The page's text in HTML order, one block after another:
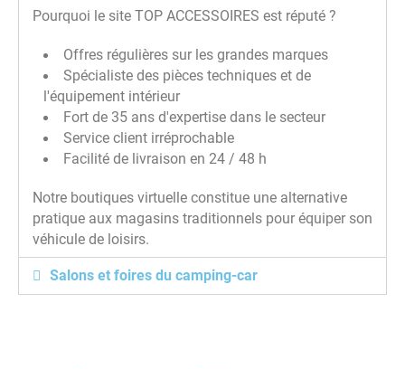
Pourquoi le site TOP ACCESSOIRES est réputé ?
Offres régulières sur les grandes marques
Spécialiste des pièces techniques et de
l'équipement intérieur
Fort de 35 ans d'expertise dans le secteur
Service client irréprochable
Facilité de livraison en 24 / 48 h
Notre boutiques virtuelle constitue une alternative
pratique aux magasins traditionnels pour équiper son
véhicule de loisirs.
Salons et foires du camping-car